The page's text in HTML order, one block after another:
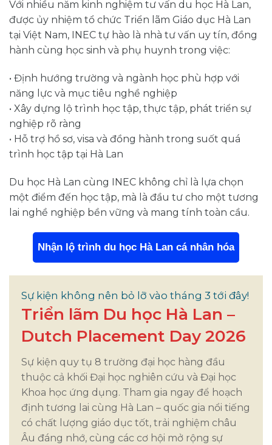
Với nhiều năm kinh nghiệm tư vấn du học Hà Lan,
được ủy nhiệm tổ chức Triển lãm Giáo dục Hà Lan
tại Việt Nam, INEC tự hào là nhà tư vấn uy tín, đồng
hành cùng học sinh và phụ huynh trong việc:
• Định hướng trường và ngành học phù hợp với
năng lực và mục tiêu nghề nghiệp
• Xây dựng lộ trình học tập, thực tập, phát triển sự
nghiệp rõ ràng
• Hỗ trợ hồ sơ, visa và đồng hành trong suốt quá
trình học tập tại Hà Lan
Du học Hà Lan cùng INEC không chỉ là lựa chọn
một điểm đến học tập, mà là đầu tư cho một tương
lai nghề nghiệp bền vững và mang tính toàn cầu.
Nhận lộ trình du học Hà Lan cá nhân hóa
Sự kiện không nên bỏ lỡ vào tháng 3 tới đây!
Triển lãm Du học Hà Lan –
Dutch Placement Day 2026
Sự kiện quy tụ 8 trường đại học hàng đầu
thuộc cả khối Đại học nghiên cứu và Đại học
Khoa học ứng dụng. Tham gia ngay để hoạch
định tương lai cùng Hà Lan – quốc gia nổi tiếng
có chất lượng giáo dục tốt, trải nghiệm châu
Âu đáng nhớ, cùng các cơ hội mở rộng sự